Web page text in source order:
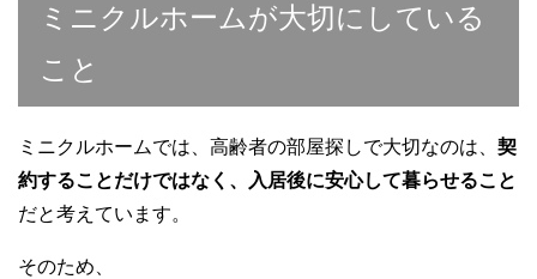
ミニクルホームが大切にしている
こと
ミニクルホームでは、高齢者の部屋探しで大切なのは、 契
約することだけではなく、入居後に安心して暮らせること
だと考えています。
そのため、